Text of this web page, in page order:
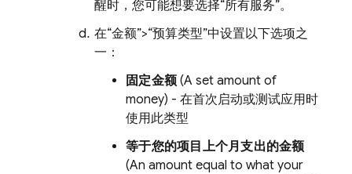
醒时，您可能想要选择“所有服务”。
在“金额”>“预算类型”中设置以下选项之
一：
固定金额 (A set amount of
money) - 在首次启动或测试应用时
使用此类型
等于您的项目上个月支出的金额
(An amount equal to what your